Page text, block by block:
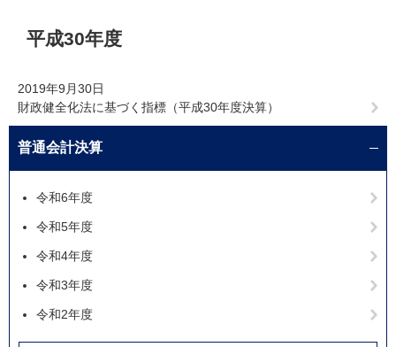
平成30年度
2019年9月30日
財政健全化法に基づく指標（平成30年度決算）
普通会計決算
令和6年度
令和5年度
令和4年度
令和3年度
令和2年度